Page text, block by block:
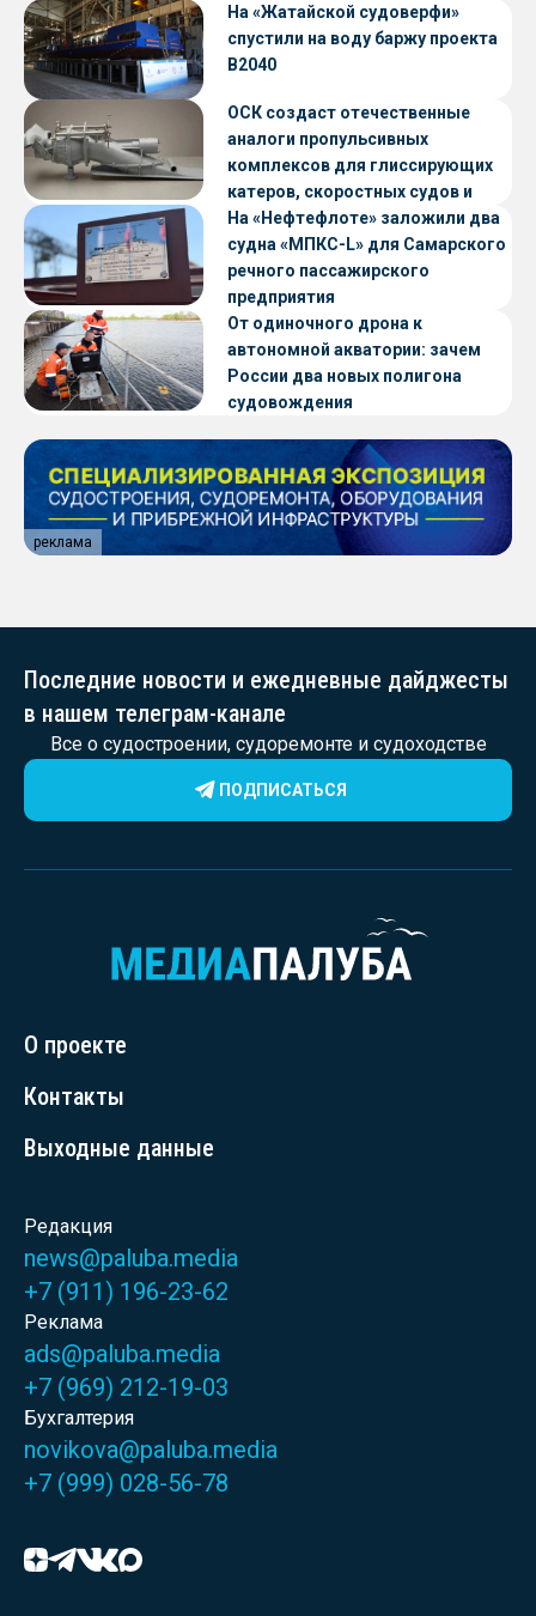
«Петропавловск» проекта CNF22
На «Жатайской судоверфи»
спустили на воду баржу проекта
В2040
ОСК создаст отечественные
аналоги пропульсивных
комплексов для глиссирующих
катеров, скоростных судов и
судов с малой осадкой
На «Нефтефлоте» заложили два
судна «МПКС-L» для Самарского
речного пассажирского
предприятия
От одиночного дрона к
автономной акватории: зачем
России два новых полигона
судовождения
реклама
Последние новости и ежедневные дайджесты
в нашем телеграм-канале
Все о судостроении, судоремонте и судоходстве
ПОДПИСАТЬСЯ
О проекте
Контакты
Выходные данные
Редакция
news@paluba.media
+7 (911) 196-23-62
Реклама
ads@paluba.media
+7 (969) 212-19-03
Бухгалтерия
novikova@paluba.media
+7 (999) 028-56-78